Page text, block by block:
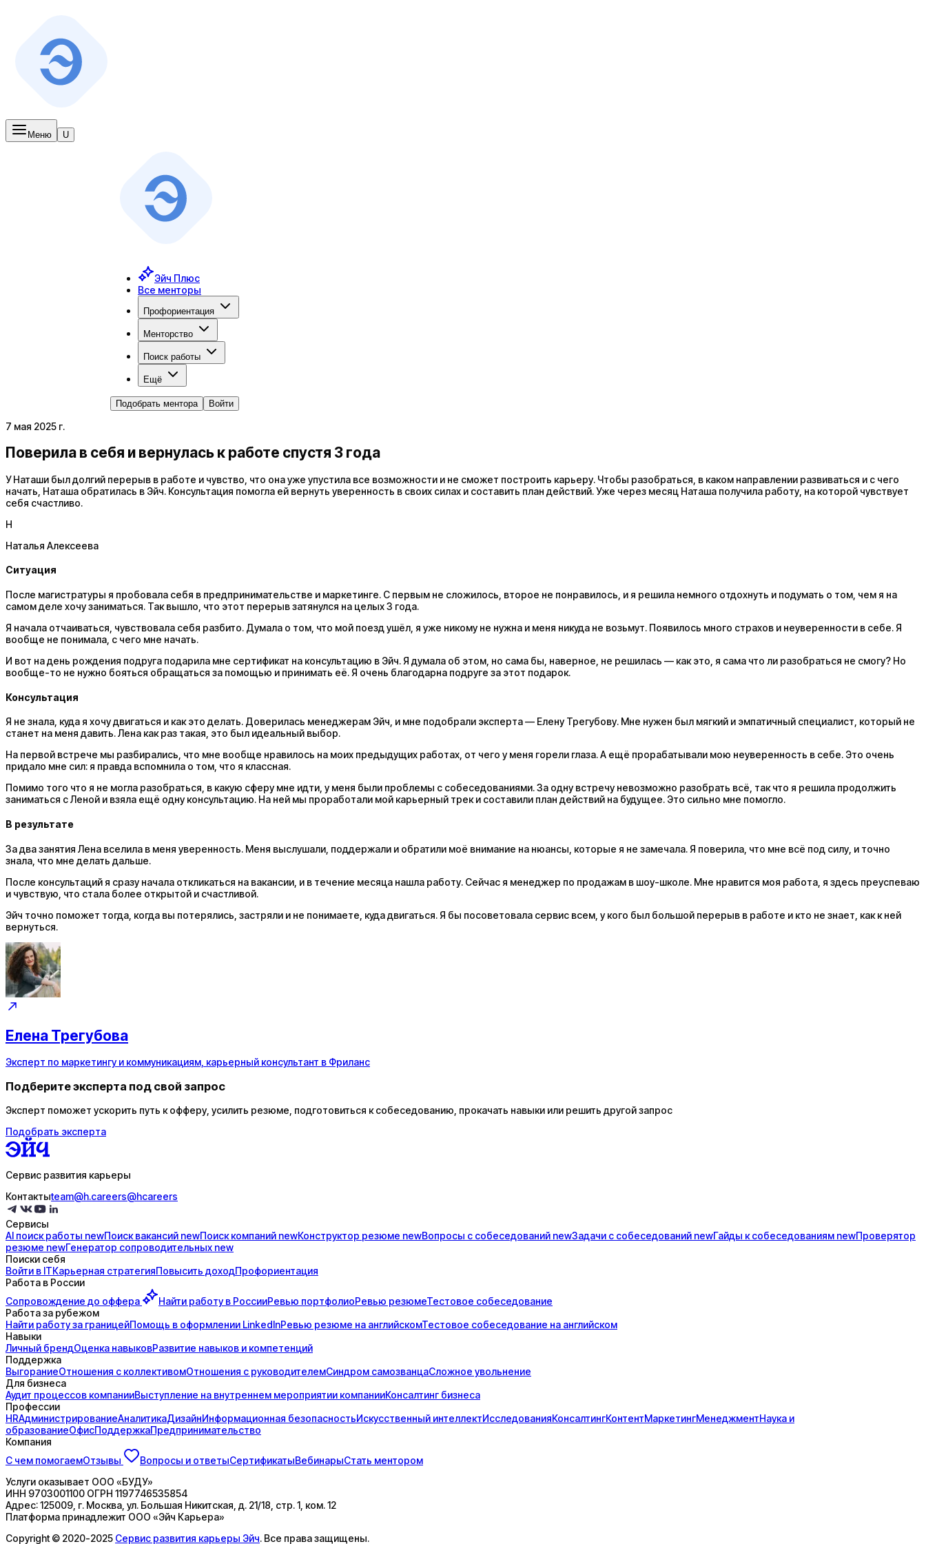
Меню U
Эйч Плюс
Все менторы
Профориентация
Менторство
Поиск работы
Ещё
Подобрать ментора Войти
7 мая 2025 г.
Поверила в себя и вернулась к работе спустя 3 года
У Наташи был долгий перерыв в работе и чувство, что она уже упустила все возможности и не сможет построить карьеру. Чтобы разобраться, в каком направлении развиваться и с чего
начать, Наташа обратилась в Эйч. Консультация помогла ей вернуть уверенность в своих силах и составить план действий. Уже через месяц Наташа получила работу, на которой чувствует
себя счастливо.
Н
Наталья Алексеева
Ситуация
После магистратуры я пробовала себя в предпринимательстве и маркетинге. С первым не сложилось, второе не понравилось, и я решила немного отдохнуть и подумать о том, чем я на
самом деле хочу заниматься. Так вышло, что этот перерыв затянулся на целых 3 года.
Я начала отчаиваться, чувствовала себя разбито. Думала о том, что мой поезд ушёл, я уже никому не нужна и меня никуда не возьмут. Появилось много страхов и неуверенности в себе. Я
вообще не понимала, с чего мне начать.
И вот на день рождения подруга подарила мне сертификат на консультацию в Эйч. Я думала об этом, но сама бы, наверное, не решилась — как это, я сама что ли разобраться не смогу? Но
вообще-то не нужно бояться обращаться за помощью и принимать её. Я очень благодарна подруге за этот подарок.
Консультация
Я не знала, куда я хочу двигаться и как это делать. Доверилась менеджерам Эйч, и мне подобрали эксперта — Елену Трегубову. Мне нужен был мягкий и эмпатичный специалист, который не
станет на меня давить. Лена как раз такая, это был идеальный выбор.
На первой встрече мы разбирались, что мне вообще нравилось на моих предыдущих работах, от чего у меня горели глаза. А ещё прорабатывали мою неуверенность в себе. Это очень
придало мне сил: я правда вспомнила о том, что я классная.
Помимо того что я не могла разобраться, в какую сферу мне идти, у меня были проблемы с собеседованиями. За одну встречу невозможно разобрать всё, так что я решила продолжить
заниматься с Леной и взяла ещё одну консультацию. На ней мы проработали мой карьерный трек и составили план действий на будущее. Это сильно мне помогло.
В результате
За два занятия Лена вселила в меня уверенность. Меня выслушали, поддержали и обратили моё внимание на нюансы, которые я не замечала. Я поверила, что мне всё под силу, и точно
знала, что мне делать дальше.
После консультаций я сразу начала откликаться на вакансии, и в течение месяца нашла работу. Сейчас я менеджер по продажам в шоу-школе. Мне нравится моя работа, я здесь преуспеваю
и чувствую, что стала более открытой и счастливой.
Эйч точно поможет тогда, когда вы потерялись, застряли и не понимаете, куда двигаться. Я бы посоветовала сервис всем, у кого был большой перерыв в работе и кто не знает, как к ней
вернуться.
Елена Трегубова
Эксперт по маркетингу и коммуникациям, карьерный консультант в Фриланс
Подберите эксперта под свой запрос
Эксперт поможет ускорить путь к офферу, усилить резюме, подготовиться к собеседованию, прокачать навыки или решить другой запрос
Подобрать эксперта
Сервис развития карьеры
Контактыteam@h.careers@hcareers
Сервисы
AI поискработы newПоисквакансий newПоисккомпаний newКонструктор резюме newВопросы с собеседований newЗадачи с собеседований newГайды ксобеседованиям newПроверятор
резюме newГенератор сопроводительных new
Поиски себя
Войти в ITКарьерная стратегияПовысить доходПрофориентация
Работа в России
Сопровождение до оффера Найти работу в РоссииРевью портфолиоРевью резюмеТестовое собеседование
Работа за рубежом
Найти работу за границейПомощь в оформлении LinkedInРевью резюме на английскомТестовое собеседование на английском
Навыки
Личный брендОценка навыковРазвитие навыков и компетенций
Поддержка
ВыгораниеОтношения с коллективомОтношения с руководителемСиндром самозванцаСложное увольнение
Для бизнеса
Аудит процессов компанииВыступление на внутреннем мероприятии компанииКонсалтинг бизнеса
Профессии
HRАдминистрированиеАналитикаДизайнИнформационная безопасностьИскусственный интеллектИсследованияКонсалтингКонтентМаркетингМенеджментНаука и
образованиеОфисПоддержкаПредпринимательство
Компания
С чем помогаемОтзывы Вопросы и ответыСертификатыВебинарыСтать ментором
Услуги оказывает ООО «БУДУ»
ИНН 9703001100 ОГРН 1197746535854
Адрес:125009, г. Москва, ул. Большая Никитская, д. 21/18, стр. 1, ком. 12
Платформа принадлежит ООО «Эйч Карьера»
Copyright © 2020-2025 Сервис развития карьеры Эйч. Все права защищены.